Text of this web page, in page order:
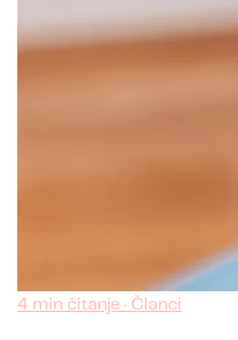
4 min čitanje · Članci